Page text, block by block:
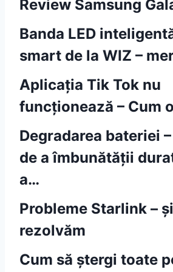
Review Samsung
Banda LED
smart de la WIZ –
Aplicația Tik Tok nu
funcționează – Cum
Degradarea bateriei
de a îmbunătății
a…
Probleme Starlink –
rezolvăm
Cum să ștergi toate